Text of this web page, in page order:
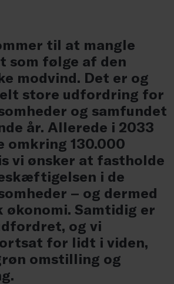
til at mangle
som følge af den
modvind. Det er og
store udfordring for
og samfundet
år. Allerede i 2033
omkring 130.000
vi ønsker at fastholde
i de
– og dermed
økonomi. Samtidig er
og vi
for lidt i viden,
omstilling og